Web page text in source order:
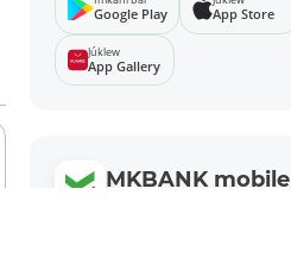
Google Play App Store
Júklew
App Gallery
MKBANK mobile